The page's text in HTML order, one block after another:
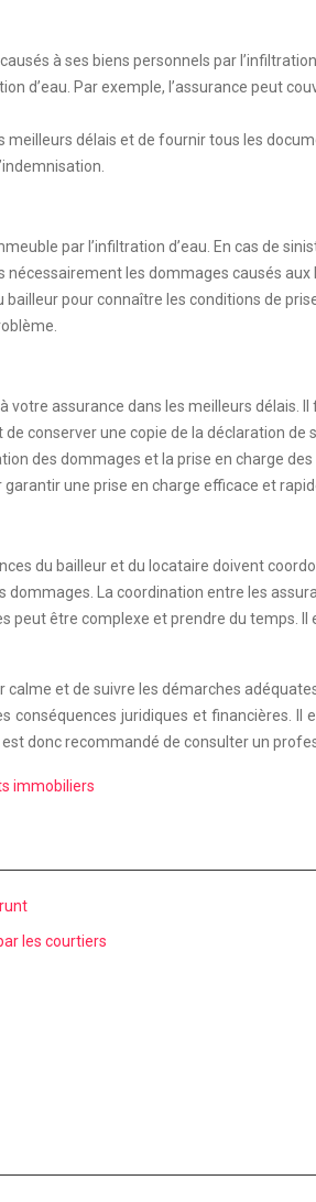
à ses biens personnels par
d’eau. Par exemple, l’assurance peut
meilleurs délais et de fournir tous les
par l’infiltration d’eau. En cas de
les dommages causés aux
bailleur pour connaître les conditions de
votre assurance dans les meilleurs
conserver une copie de la déclaration de
des dommages et la prise en charge
une prise en charge efficace et
du bailleur et du locataire doivent
La coordination entre les
peut être complexe et prendre du
et de suivre les démarches
juridiques et financières.
donc recommandé de consulter un
immobiliers
les courtiers